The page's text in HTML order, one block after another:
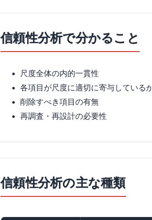
信頼性分析で分かること
尺度全体の内的一貫性
各項目が尺度に適切に寄与している
削除すべき項目の有無
再調査・再設計の必要性
信頼性分析の主な種類